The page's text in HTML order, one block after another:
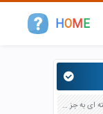
HOME
یکی از هنرمندان معاصر مورد علاقه خود را در هر رشته ای به جز عکاسی صفحه 69 فرهنگ و هنر نهم